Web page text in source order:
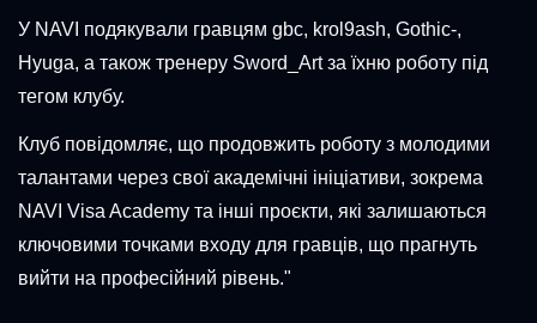
У NAVI подякували гравцям gbc, krol9ash, Gothic-,
Hyuga, а також тренеру Sword_Art за їхню роботу під
тегом клубу.
Клуб повідомляє, що продовжить роботу з молодими
талантами через свої академічні ініціативи, зокрема
NAVI Visa Academy та інші проєкти, які залишаються
ключовими точками входу для гравців, що прагнуть
вийти на професійний рівень."